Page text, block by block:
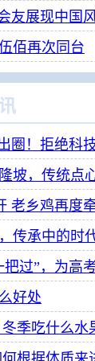
友展现中国
佰再次同台
坡，传统点
老乡鸡再度
好处
季吃什么水